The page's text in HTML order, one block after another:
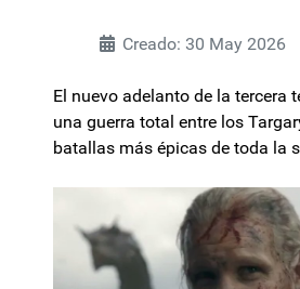
Creado: 30 May 2026
El nuevo adelanto de la tercera
una guerra total entre los
batallas más épicas de toda la